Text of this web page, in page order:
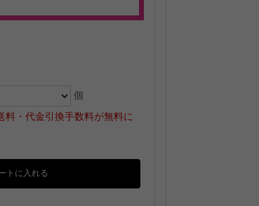
個
・代金引換手数料が無料に
トに入れる